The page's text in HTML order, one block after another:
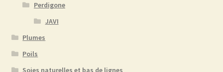
Perdigone
JAVI
Plumes
Poils
Soies naturelles et bas de lignes